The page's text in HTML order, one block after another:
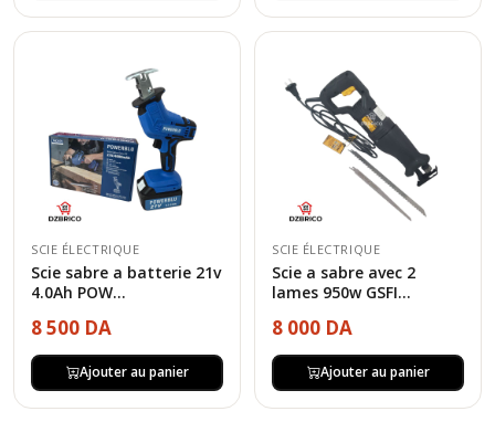
SCIE ÉLECTRIQUE
Scie sabre a batterie 21v
4.0Ah POW...
8 500 DA
Ajouter au panier
SCIE ÉLECTRIQUE
Scie a sabre avec 2
lames 950w GSFI...
8 000 DA
Ajouter au panier